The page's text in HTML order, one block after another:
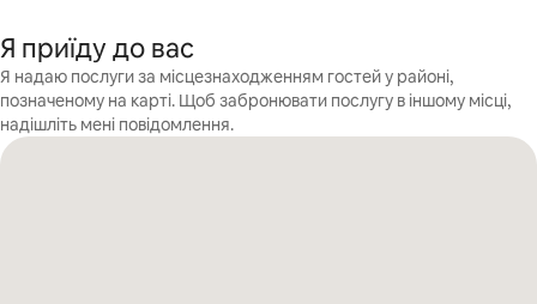
Я приїду до вас
Я надаю послуги за місцезнаходженням гостей у районі,
позначеному на карті. Щоб забронювати послугу в іншому місці,
надішліть мені повідомлення.